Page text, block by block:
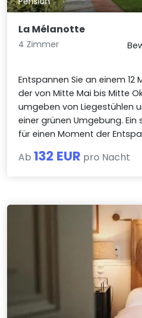
La Mélanotte
4 Zimmer
Entspannen Sie an einem
der von Mitte Mai bis Mitte
umgeben von Liegestühlen
einer grünen Umgebung. Ein
für einen Moment der
Ab 132 EUR pro Nacht